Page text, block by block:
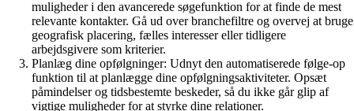
muligheder i den avancerede søgefunktion for at finde de mest
relevante kontakter. Gå ud over branchefiltre og overvej at bruge
geografisk placering, fælles interesser eller tidligere
arbejdsgivere som kriterier.
Planlæg dine opfølgninger: Udnyt den automatiserede følge-op
funktion til at planlægge dine opfølgningsaktiviteter. Opsæt
påmindelser og tidsbestemte beskeder, så du ikke går glip af
vigtige muligheder for at styrke dine relationer.